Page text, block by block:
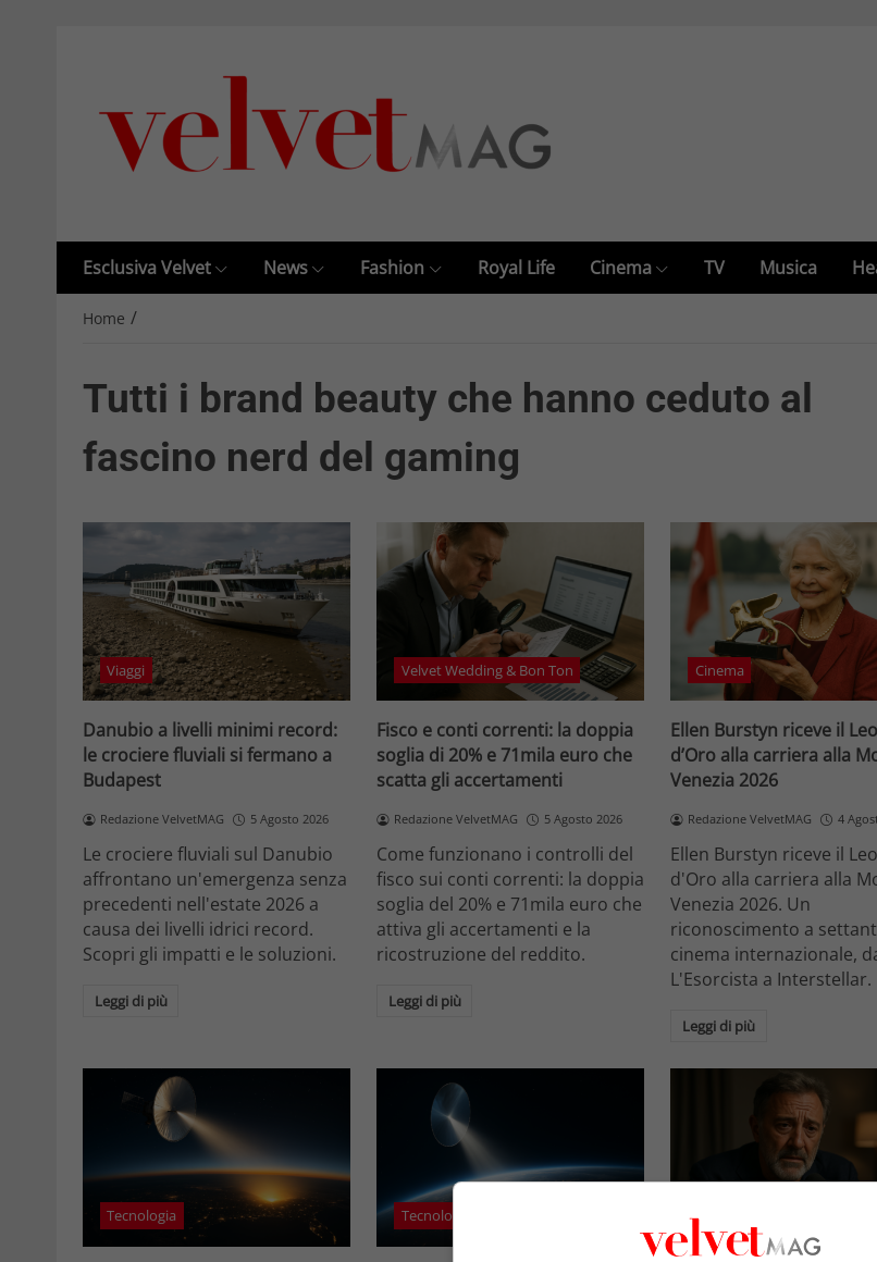
Esclusiva Velvet News Fashion Royal Life Cinema TV Musica
Home /
Tutti i brand beauty che hanno ceduto al
fascino nerd del gaming
Viaggi
Danubio a livelli minimi record:
le crociere fluviali si fermano a
Budapest
Redazione VelvetMAG 5 Agosto 2026
Le crociere fluviali sul Danubio
affrontano un'emergenza senza
precedenti nell'estate 2026 a
causa dei livelli idrici record.
Scopri gli impatti e le soluzioni.
Leggi di più
Velvet Wedding & Bon Ton
Fisco e conti correnti: la doppia
soglia di 20% e 71mila euro che
scatta gli accertamenti
Redazione VelvetMAG 5 Agosto 2026
Come funzionano i controlli del
fisco sui conti correnti: la doppia
soglia del 20% e 71mila euro che
attiva gli accertamenti e la
ricostruzione del reddito.
Leggi di più
Cinema
Ellen Burstyn riceve il
d’Oro alla carriera alla
Venezia 2026
Redazione VelvetMAG 4
Ellen Burstyn riceve il
d'Oro alla carriera alla
Venezia 2026. Un
riconoscimento a
cinema internazionale,
L'Esorcista a Interstellar.
Leggi di più
Tecnologia Tecnologia Esclusiva Velvet